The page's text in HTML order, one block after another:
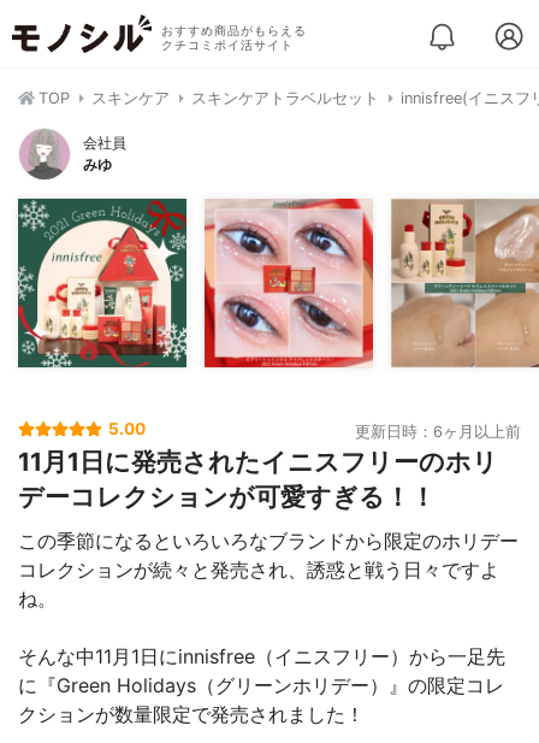
おすすめ商品がもらえる
クチコミポイ活サイト
TOP スキンケア スキンケアトラベルセット innisfree(イニスフ
会社員
みゆ
5.00 更新日時：6ヶ月以上前
11月1日に発売されたイニスフリーのホリ
デーコレクションが可愛すぎる！！
この季節になるといろいろなブランドから限定のホリデー
コレクションが続々と発売され、誘惑と戦う日々ですよ
ね。
そんな中11月1日にinnisfree（イニスフリー）から一足先
に『Green Holidays（グリーンホリデー）』の限定コレ
クションが数量限定で発売されました！